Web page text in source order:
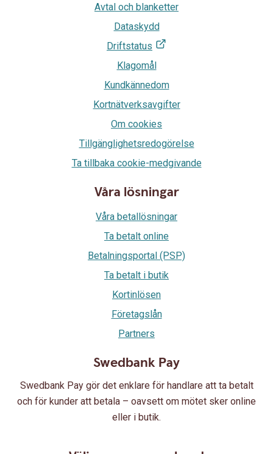
Swedbank Pay
Swedbank Pay gör det enklare för handlare att ta betalt
och för kunder att betala – oavsett om mötet sker online
eller i butik.
Avtal och blanketter
Dataskydd
Driftstatus
Klagomål
Kundkännedom
Kortnätverksavgifter
Om cookies
Tillgänglighetsredogörelse
Ta tillbaka cookie-medgivande
Våra lösningar
Våra betallösningar
Ta betalt online
Betalningsportal (PSP)
Ta betalt i butik
Kortinlösen
Företagslån
Partners